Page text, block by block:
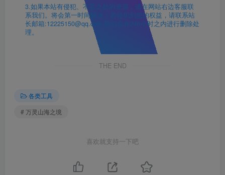
3.如果本站有侵犯、不妥之处的资源，请在网站右边客服联
系我们。将会第一时间解决！若侵犯到您的权益，请联系站
长邮箱:12225150@qq.com 我们会在24h小时之内进行删除处
理。
THE END
各类工具
# 万灵山海之境
喜欢就支持一下吧